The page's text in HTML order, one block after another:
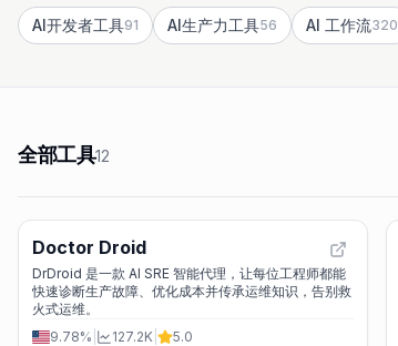
AI开发者工具91 AI生产力工具56 AI 工作流320
全部工具12
Doctor Droid
DrDroid 是一款 AI SRE 智能代理，让每位工程师都能
快速诊断生产故障、优化成本并传承运维知识，告别救
火式运维。
9.78%
127.2K 5.0